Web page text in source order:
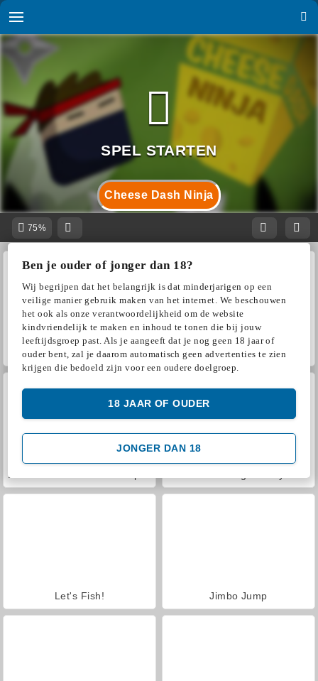
Ben je ouder of jonger dan 18?
Wij begrijpen dat het belangrijk is dat minderjarigen op een
veilige manier gebruik maken van het internet. We beschouwen
het ook als onze verantwoordelijkheid om de website
kindvriendelijk te maken en inhoud te tonen die bij jouw
leeftijdsgroep past. Als je aangeeft dat je nog geen 18 jaar of
ouder bent, zal je daarom automatisch geen advertenties te zien
krijgen die bedoeld zijn voor een oudere doelgroep.
JONGER DAN 18
18 JAAR OF OUDER
Cheese Dash Ninja
75%
VegaMix Da Vinci Puzzles
Let's Fish! Jimbo Jump